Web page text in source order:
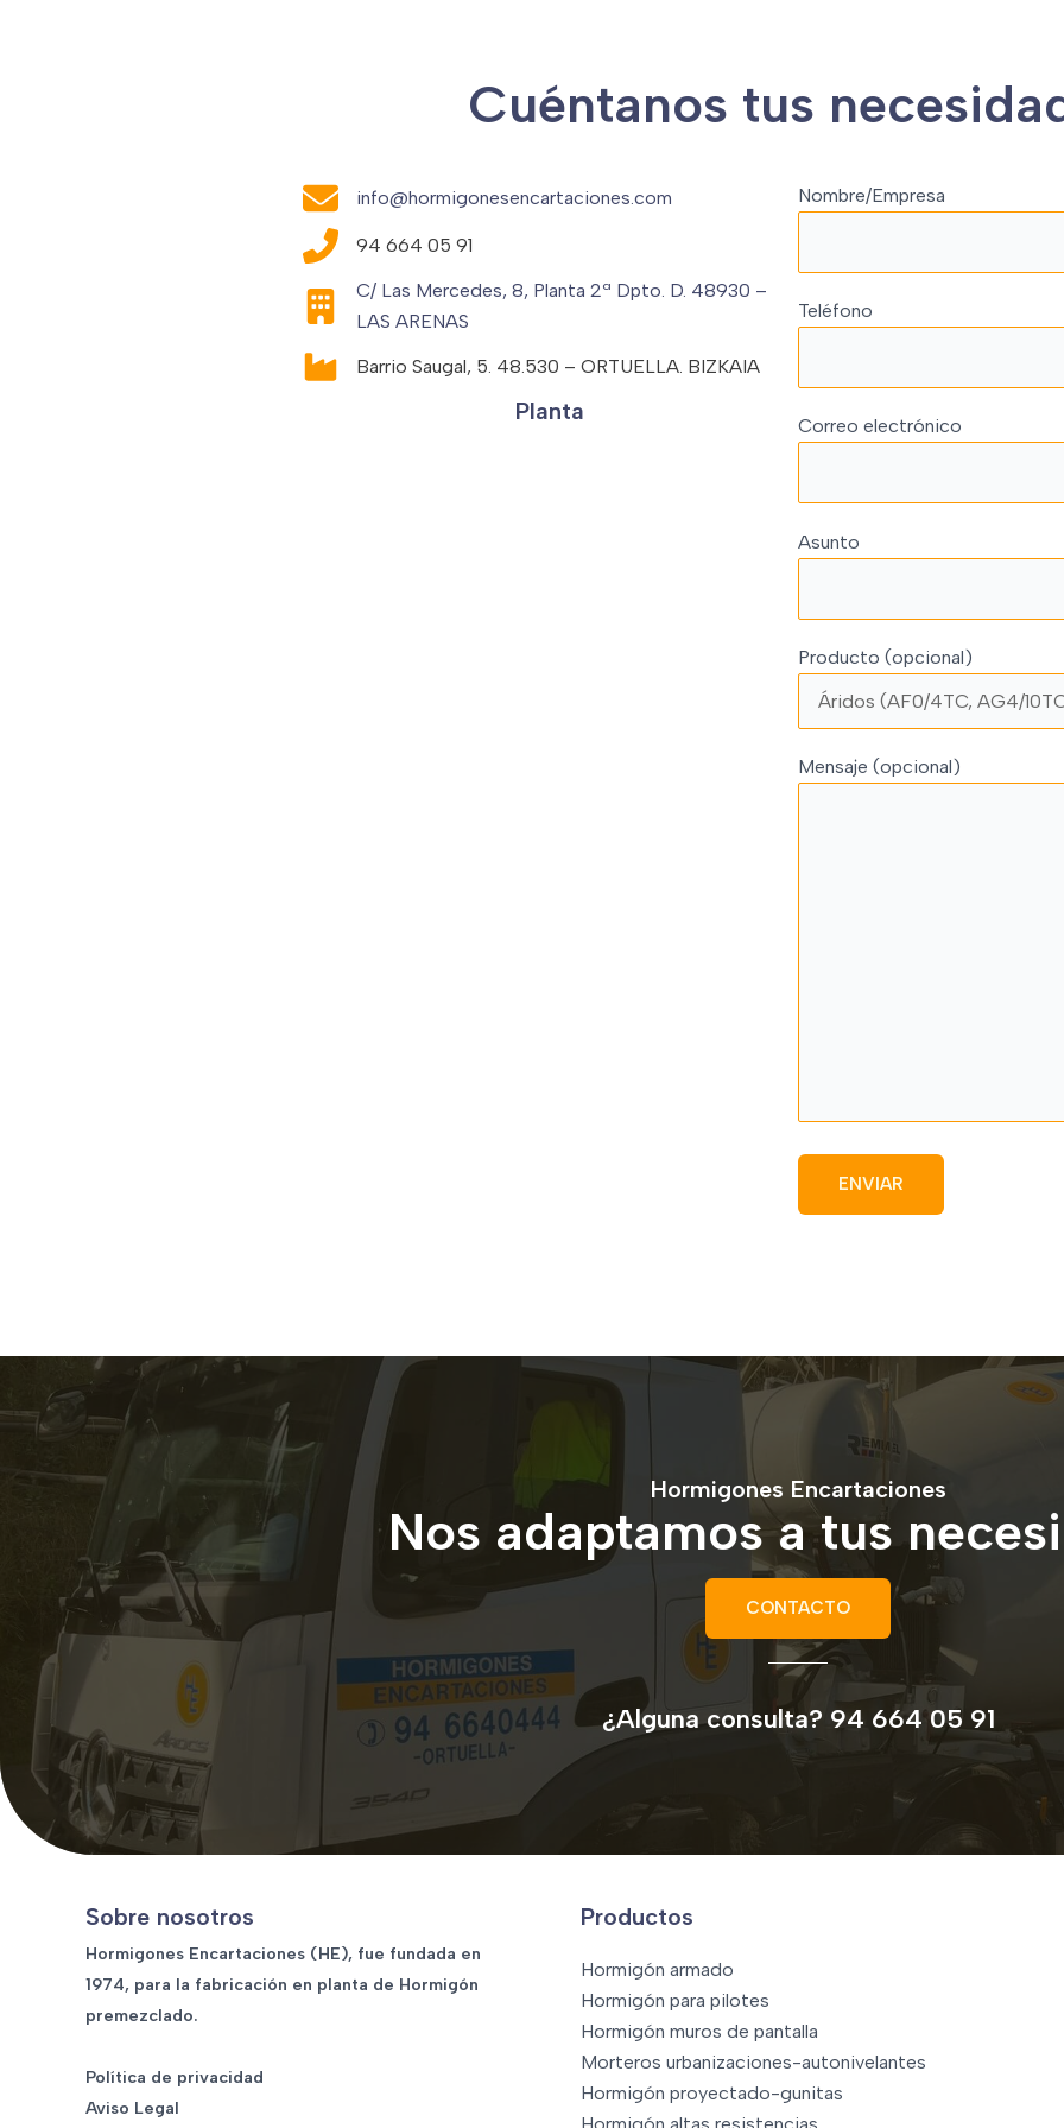
Cuéntanos tus
info@hormigonesencartaciones.com
94 664 05 91
C/ Las Mercedes, 8, Planta 2ª Dpto. D. 48930 –
LAS ARENAS
Barrio Saugal, 5. 48.530 – ORTUELLA. BIZKAIA
Planta
Nombre/Empresa
Teléfono
Correo electrónico
Asunto
Producto (opcional)
Mensaje (opcional)
Hormigones Encartaciones
Nos adaptamos a tus
CONTACTO
¿Alguna consulta? 94 664 05 91
Sobre nosotros
Hormigones Encartaciones (HE), fue fundada en
1974, para la fabricación en planta de Hormigón
premezclado.
Política de privacidad
Aviso Legal
Productos
Hormigón armado
Hormigón para pilotes
Hormigón muros de pantalla
Morteros urbanizaciones-autonivelantes
Hormigón proyectado-gunitas